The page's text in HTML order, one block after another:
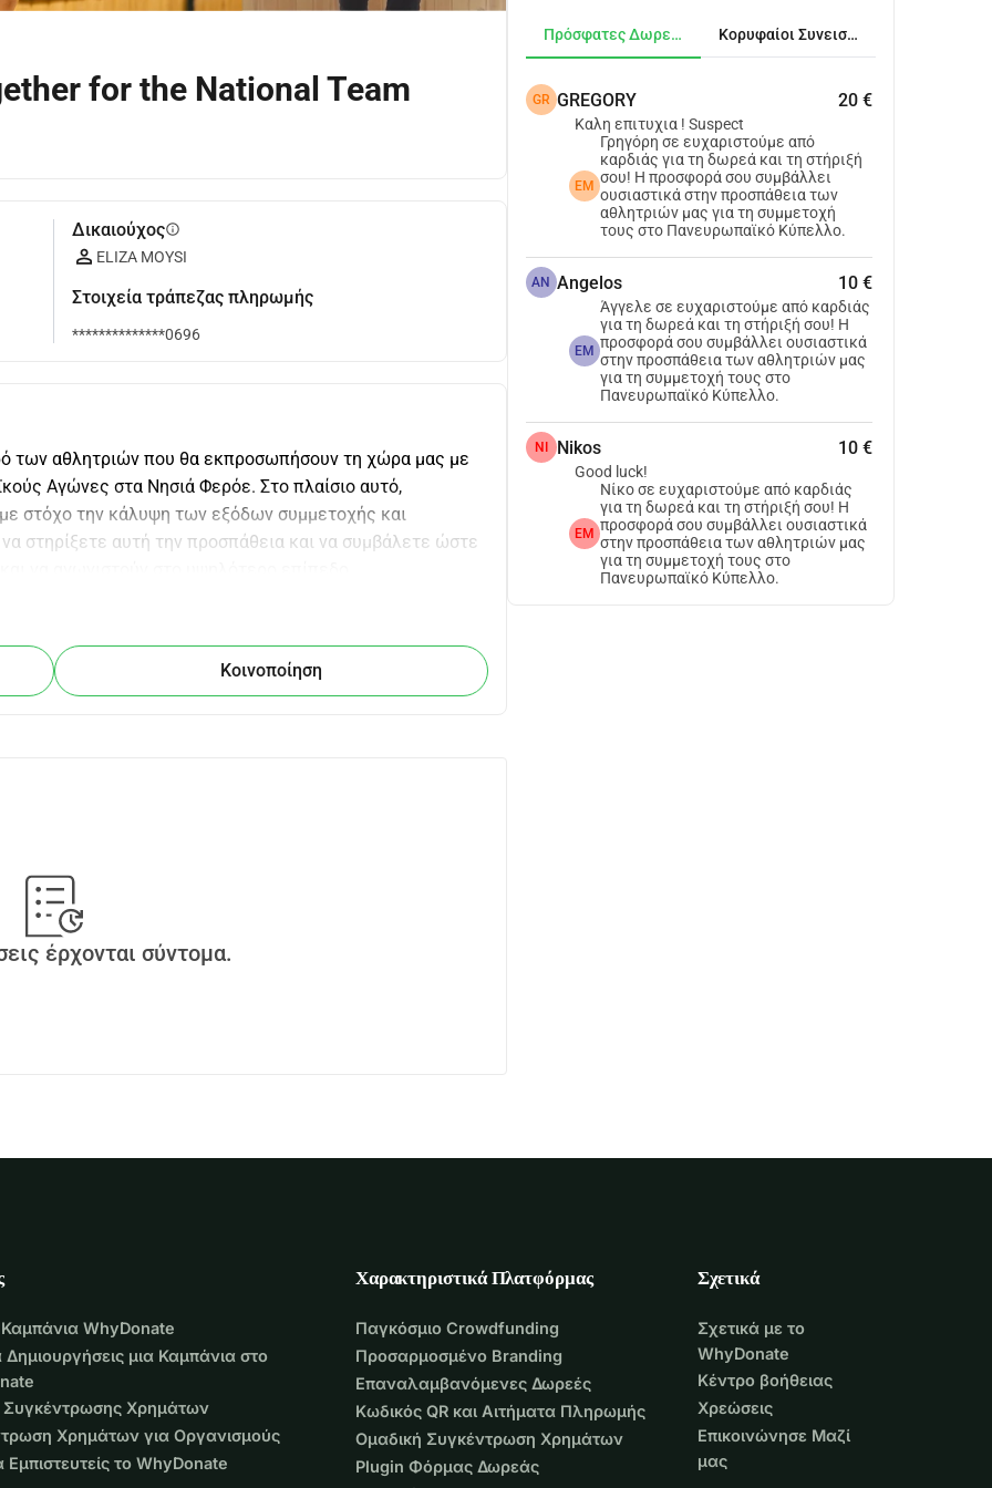
for the National Team
Δικαιούχοςinfo
ELIZA MOYSI
Στοιχεία τράπεζας πληρωμής
**************0696
των αθλητριών που θα εκπροσωπήσουν τη χώρα μας με
Αγώνες στα Νησιά Φερόε. Στο πλαίσιο αυτό,
στόχο την κάλυψη των εξόδων συμμετοχής και
στηρίξετε αυτή την προσπάθεια και να συμβάλετε ώστε
μας. Κάθε στήριξη, μικρή ή μεγάλη, κάνει τη
Islands. As part of this journey, we are organizing a
expenses of our athletes. We invite you to
Κοινοποίηση
έρχονται σύντομα.
Πρόσφατες Δωρεές Κορυφαίοι Συνεισφέροντες
GR GREGORY 20 €
Καλη επιτυχια ! Suspect
EM
Γρηγόρη σε ευχαριστούμε από
καρδιάς για τη δωρεά και τη στήριξή
σου! Η προσφορά σου συμβάλλει
ουσιαστικά στην προσπάθεια των
αθλητριών μας για τη συμμετοχή
τους στο Πανευρωπαϊκό Κύπελλο.
AN Angelos 10 €
EM
Άγγελε σε ευχαριστούμε από καρδιάς
για τη δωρεά και τη στήριξή σου! Η
προσφορά σου συμβάλλει ουσιαστικά
στην προσπάθεια των αθλητριών μας
για τη συμμετοχή τους στο
Πανευρωπαϊκό Κύπελλο.
NI Nikos 10 €
Good luck!
EM
Νίκο σε ευχαριστούμε από καρδιάς
για τη δωρεά και τη στήριξή σου! Η
προσφορά σου συμβάλλει ουσιαστικά
στην προσπάθεια των αθλητριών μας
για τη συμμετοχή τους στο
Πανευρωπαϊκό Κύπελλο.
Καμπάνια WhyDonate
μια Καμπάνια στο
Συγκέντρωσης Χρημάτων
Χρημάτων για Οργανισμούς
Εμπιστευτείς το WhyDonate
Χαρακτηριστικά Πλατφόρμας
Παγκόσμιο Crowdfunding
Προσαρμοσμένο Branding
Επαναλαμβανόμενες Δωρεές
Κωδικός QR και Αιτήματα Πληρωμής
Ομαδική Συγκέντρωση Χρημάτων
Plugin Φόρμας Δωρεάς
Σχετικά
Σχετικά με το
WhyDonate
Κέντρο βοήθειας
Χρεώσεις
Επικοινώνησε Μαζί
μας